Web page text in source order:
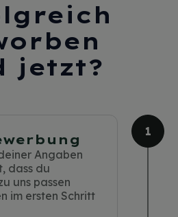
jetzt?
Angaben
dass du
uns passen
im ersten Schritt